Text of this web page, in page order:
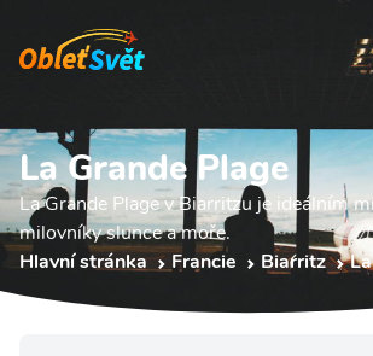
La Grande Plage
La Grande Plage v Biarritzu je ideálním
milovníky slunce a moře.
Hlavní stránka
Francie Biarritz